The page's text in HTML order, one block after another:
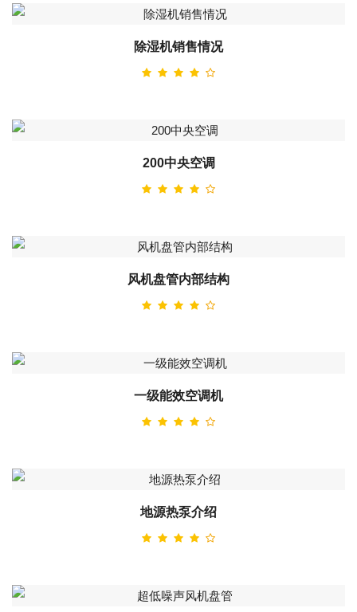
除湿机销售情况
200中央空调
风机盘管内部结构
一级能效空调机
地源热泵介绍